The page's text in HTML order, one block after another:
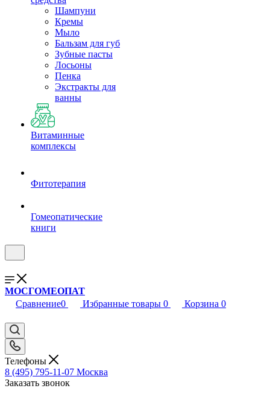
Шампуни
Кремы
Мыло
Бальзам для губ
Зубные пасты
Лосьоны
Пенка
Экстракты для
ванны
Витаминные
комплексы
Фитотерапия
Гомеопатические
книги
МОСГОМЕОПАТ
Сравнение0 Избранные товары 0 Корзина 0
Телефоны
8 (495) 795-11-07 Москва
Заказать звонок